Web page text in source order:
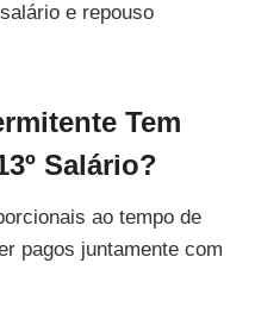
e repouso
Tem
Salário?
ao tempo de
pagos juntamente com